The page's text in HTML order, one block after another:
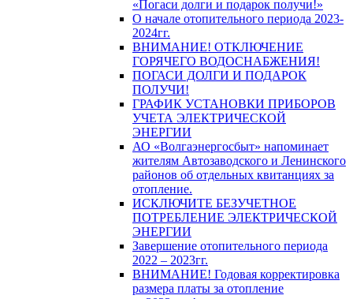
«Погаси долги и подарок получи!»
О начале отопительного периода 2023-
2024гг.
ВНИМАНИЕ! ОТКЛЮЧЕНИЕ
ГОРЯЧЕГО ВОДОСНАБЖЕНИЯ!
ПОГАСИ ДОЛГИ И ПОДАРОК
ПОЛУЧИ!
ГРАФИК УСТАНОВКИ ПРИБОРОВ
УЧЕТА ЭЛЕКТРИЧЕСКОЙ
ЭНЕРГИИ
АО «Волгаэнергосбыт» напоминает
жителям Автозаводского и Ленинского
районов об отдельных квитанциях за
отопление.
ИСКЛЮЧИТЕ БЕЗУЧЕТНОЕ
ПОТРЕБЛЕНИЕ ЭЛЕКТРИЧЕСКОЙ
ЭНЕРГИИ
Завершение отопительного периода
2022 – 2023гг.
ВНИМАНИЕ! Годовая корректировка
размера платы за отопление